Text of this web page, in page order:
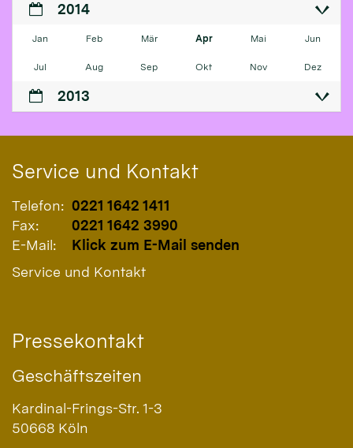
2014
Jan Feb Mär Apr Mai Jun
Jul Aug Sep Okt Nov Dez
2013
Service und Kontakt
Telefon: 0221 1642 1411
Fax:
0221 1642 3990
E-Mail:
Klick zum E-Mail senden
Service und Kontakt
Pressekontakt
Geschäftszeiten
Kardinal-Frings-Str. 1-3
50668 Köln